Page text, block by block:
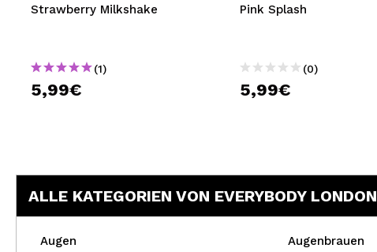
Strawberry Milkshake
(1)
5,99€
Pink Splash
(0)
5,99€
ALLE KATEGORIEN VON EVERYBODY LONDON
Augen Augenbrauen